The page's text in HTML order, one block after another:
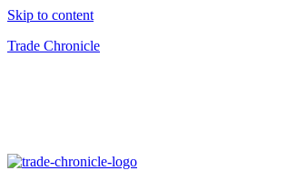
Skip to content
Trade Chronicle